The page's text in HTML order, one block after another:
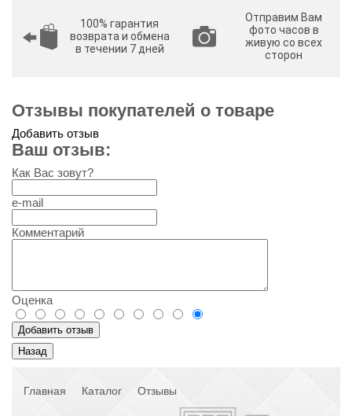
100% гарантия
возврата и обмена
в течении 7 дней
Отправим Вам
фото часов в
живую со всех
сторон
Отзывы покупателей о товаре
Добавить отзыв
Ваш отзыв:
Как Вас зовут?
e-mail
Комментарий
Оценка
Главная Каталог Отзывы